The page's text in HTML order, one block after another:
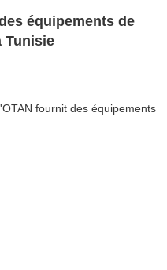
équipements de
Tunisie